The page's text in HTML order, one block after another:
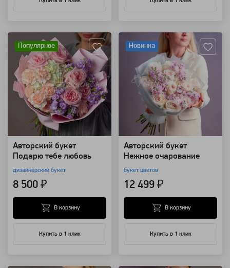
Популярное
Авторский букет
Подарю тебе любовь
дизайнерский букет
8 500 ₽
Купить в 1 клик
В корзину
Новинка
Авторский букет
Нежное очарование
букет цветов
12 499 ₽
Купить в 1 клик
В корзину